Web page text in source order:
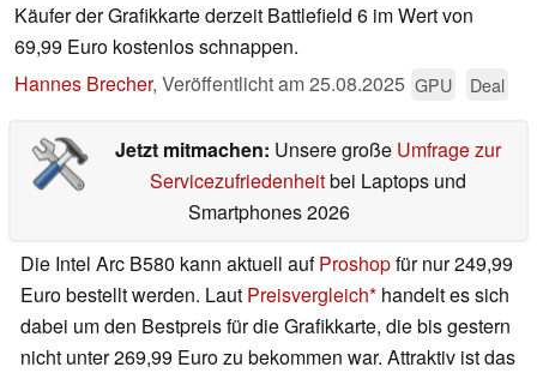
Käufer der Grafikkarte derzeit Battlefield 6 im Wert von
69,99 Euro kostenlos schnappen.
Hannes Brecher, Veröffentlicht am25.08.2025 GPU Deal
Jetzt mitmachen: Unsere große Umfrage zur
Servicezufriedenheitbei Laptops und
Smartphones 2026
Die Intel Arc B580 kann aktuell aufProshopfür nur 249,99
Euro bestellt werden. Laut Preisvergleich handelt es sich
dabei um den Bestpreis für die Grafikkarte, die bis gestern
nicht unter 269,99 Euro zu bekommen war. Attraktiv ist das